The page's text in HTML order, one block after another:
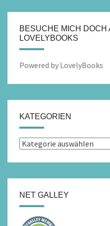
BESUCHE MICH DOCH
LOVELYBOOKS
Powered by LovelyBooks
KATEGORIEN
Kategorien
NET GALLEY